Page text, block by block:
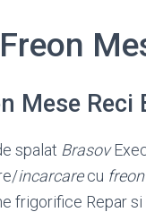
Mese Reci
spalat Brasov
incarcarecu freon
frigorifice Repar